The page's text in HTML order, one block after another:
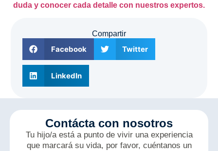
duda y conocer cada detalle con nuestros expertos.
Compartir
Facebook Twitter
LinkedIn
Contácta con nosotros
Tu hijo/a está a punto de vivir una experiencia
que marcará su vida, por favor, cuéntanos un